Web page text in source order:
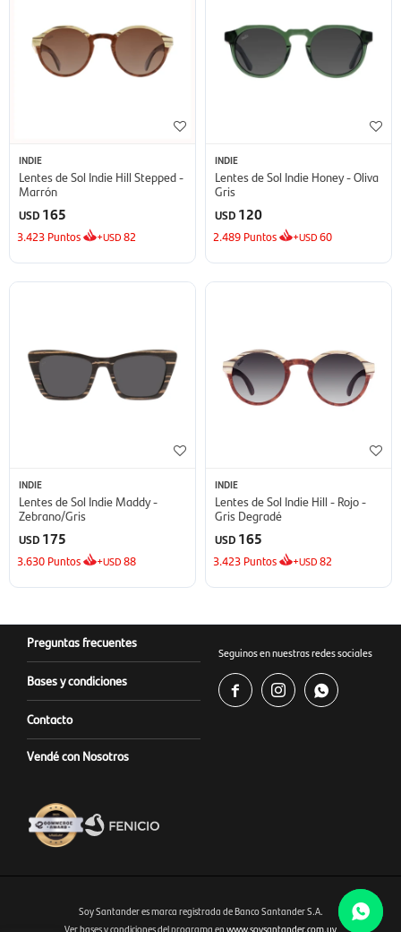
INDIE
Lentes de Sol Indie Hill Stepped -
Marrón
USD 165
3.423 Puntos +USD82
INDIE
Lentes de Sol Indie Honey - Oliva
Gris
USD 120
2.489 Puntos +USD60
INDIE
Lentes de Sol Indie Maddy -
Zebrano/Gris
USD 175
3.630 Puntos +USD88
INDIE
Lentes de Sol Indie Hill - Rojo -
Gris Degradé
USD 165
3.423 Puntos +USD82
Preguntas frecuentes
Bases y condiciones
Contacto
Vendé con Nosotros
Seguinos en nuestras redes sociales
  
Soy Santander es marca registrada de Banco Santander S.A.
Ver bases y condiciones del programa en www.soysantander.com.uy